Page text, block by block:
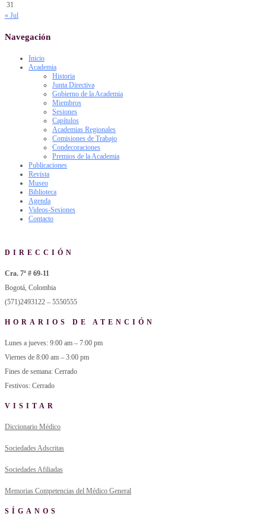
31
« Jul
Navegación
Inicio
Academia
Historia
Junta Directiva
Gobierno de la Academia
Miembros
Sesiones
Capítulos
Academias Regionales
Comisiones de Trabajo
Condecoraciones
Premios de la Academia
Publicaciones
Revista
Museo
Biblioteca
Agenda
Videos-Sesiones
Contacto
DIRECCIÓN
Cra. 7ª # 69-11
Bogotá, Colombia
(571)2493122 – 5550555
HORARIOS DE ATENCIÓN
Lunes a jueves: 9:00 am – 7:00 pm
Viernes de 8:00 am – 3:00 pm
Fines de semana: Cerrado
Festivos: Cerrado
VISITAR
Diccionario Médico
Sociedades Adscritas
Sociedades Afiliadas
Memorias Competencias del Médico General
SÍGANOS